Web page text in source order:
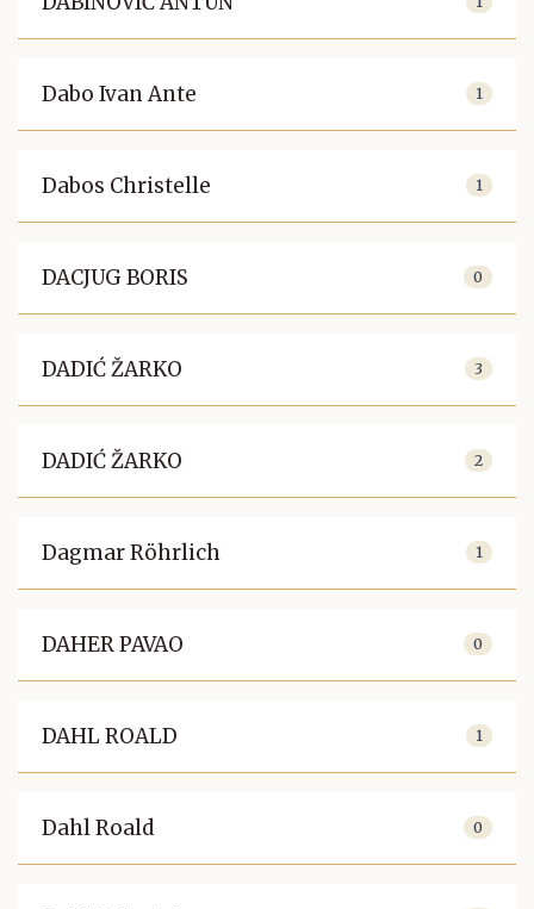
Dabo Ivan Ante 1
Dabos Christelle 1
DACJUG BORIS 0
DADIĆ ŽARKO 3
DADIĆ ŽARKO 2
Dagmar Röhrlich 1
DAHER PAVAO 0
DAHL ROALD 1
Dahl Roald 0